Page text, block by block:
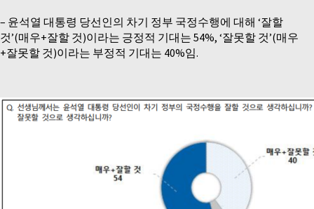
– 윤석열 대통령 당선인의 차기 정부 국정수행에 대해 ‘잘할
것’(매우+잘할 것)이라는 긍정적 기대는 54%, ‘잘못할 것’(매우
+잘못할 것)이라는 부정적 기대는 40%임.